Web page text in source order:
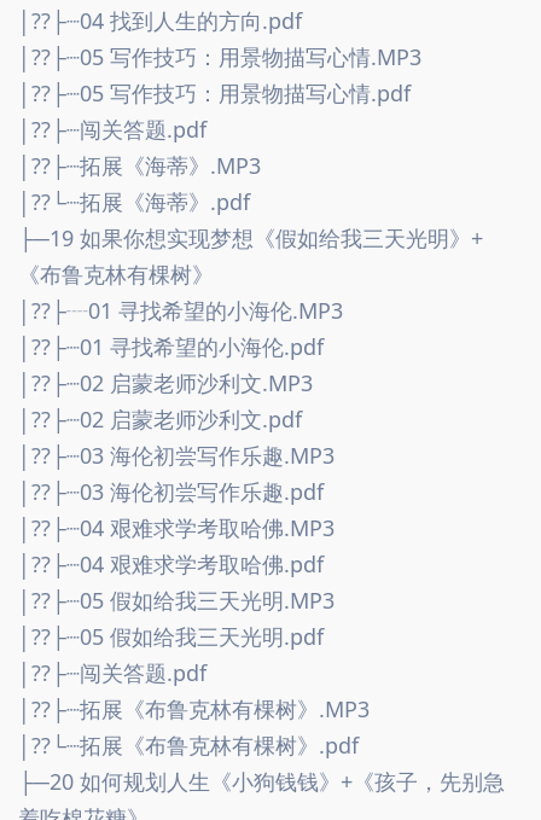
│??├┈04 找到人生的方向.pdf
│??├┈05 写作技巧：用景物描写心情.MP3
│??├┈05 写作技巧：用景物描写心情.pdf
│??├┈闯关答题.pdf
│??├┈拓展《海蒂》.MP3
│??└┈拓展《海蒂》.pdf
├─19 如果你想实现梦想《假如给我三天光明》+
《布鲁克林有棵树》
│??├┈01 寻找希望的小海伦.MP3
│??├┈01 寻找希望的小海伦.pdf
│??├┈02 启蒙老师沙利文.MP3
│??├┈02 启蒙老师沙利文.pdf
│??├┈03 海伦初尝写作乐趣.MP3
│??├┈03 海伦初尝写作乐趣.pdf
│??├┈04 艰难求学考取哈佛.MP3
│??├┈04 艰难求学考取哈佛.pdf
│??├┈05 假如给我三天光明.MP3
│??├┈05 假如给我三天光明.pdf
│??├┈闯关答题.pdf
│??├┈拓展《布鲁克林有棵树》.MP3
│??└┈拓展《布鲁克林有棵树》.pdf
├─20 如何规划人生《小狗钱钱》+《孩子，先别急